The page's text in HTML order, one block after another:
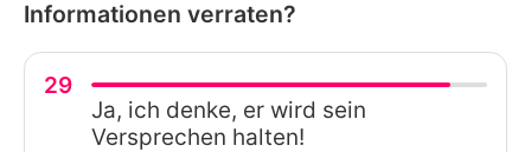
Informationen verraten?
29
Ja, ich denke, er wird sein
Versprechen halten!